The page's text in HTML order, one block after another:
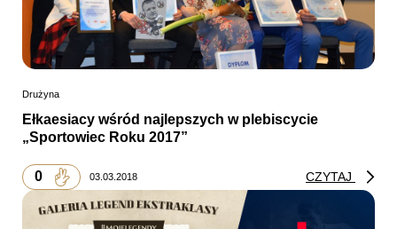
Drużyna
Ełkaesiacy wśród najlepszych w plebiscycie
„Sportowiec Roku 2017”
0 03.03.2018 CZYTAJ